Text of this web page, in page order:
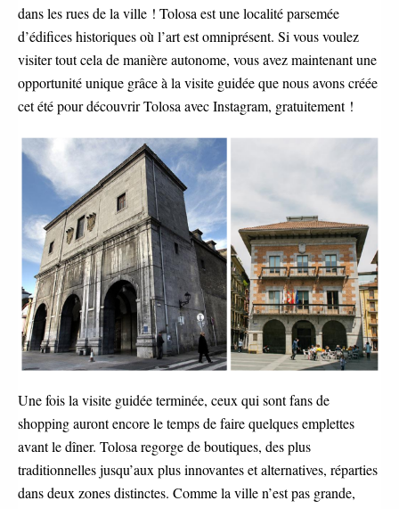
dans les rues de la ville ! Tolosa est une localité parsemée
d’édifices historiques où l’art est omniprésent. Si vous voulez
visiter tout cela de manière autonome, vous avez maintenant une
opportunité unique grâce à la visite guidée que nous avons créée
cet été pour découvrir Tolosa avec Instagram, gratuitement !
Une fois la visite guidée terminée, ceux qui sont fans de
shopping auront encore le temps de faire quelques emplettes
avant le dîner. Tolosa regorge de boutiques, des plus
traditionnelles jusqu’aux plus innovantes et alternatives, réparties
dans deux zones distinctes. Comme la ville n’est pas grande,